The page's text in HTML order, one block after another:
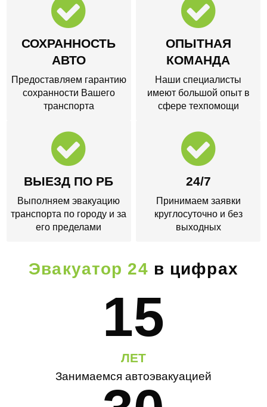
СОХРАННОСТЬ
АВТО
Предоставляем гарантию
сохранности Вашего
транспорта
ОПЫТНАЯ
КОМАНДА
Наши специалисты
имеют большой опыт в
сфере техпомощи
ВЫЕЗД ПО РБ
Выполняем эвакуацию
транспорта по городу и за
его пределами
24/7
Принимаем заявки
круглосуточно и без
выходных
Эвакуатор 24 в цифрах
15
ЛЕТ
Занимаемся автоэвакуацией